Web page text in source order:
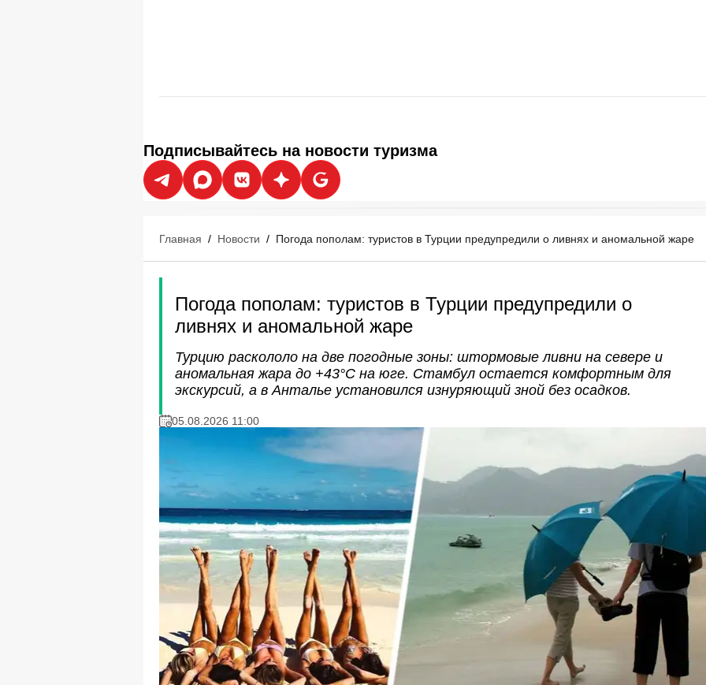
Подписывайтесь на новости туризма
Главная / Новости / Погода пополам: туристов в Турции предупредили о ливнях и аномальной жаре
Погода пополам: туристов в Турции предупредили о
ливнях и аномальной жаре
Турцию раскололо на две погодные зоны: штормовые ливни на севере и
аномальная жара до +43°C на юге. Стамбул остается комфортным для
экскурсий, а в Анталье установился изнуряющий зной без осадков.
05.08.2026 11:00